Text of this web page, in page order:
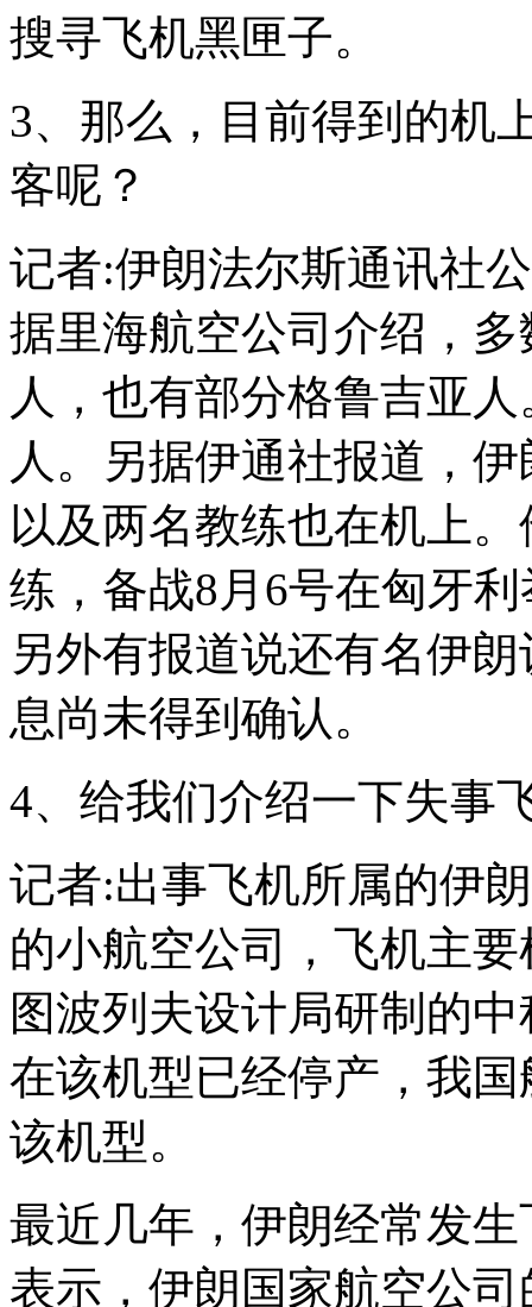
搜寻飞机黑匣子。
3、那么，目前得到的机
客呢？
记者:伊朗法尔斯通讯社
据里海航空公司介绍，
人，也有部分格鲁吉亚
人。另据伊通社报道，
以及两名教练也在机上
练，备战8月6号在匈牙
另外有报道说还有名伊
息尚未得到确认。
4、给我们介绍一下失事
记者:出事飞机所属的伊
的小航空公司，飞机主
图波列夫设计局研制的
在该机型已经停产，我
该机型。
最近几年，伊朗经常发
表示，伊朗国家航空公